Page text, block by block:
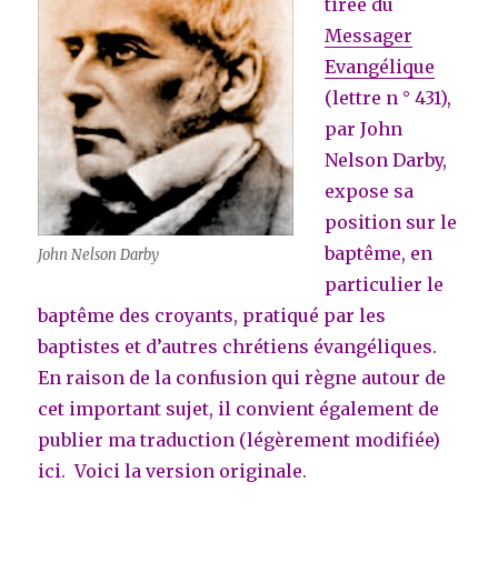
John Nelson Darby
Messager
Evangélique
(lettre n ° 431),
par John
Nelson Darby,
expose sa
position sur le
baptême, en
particulier le
baptême des croyants, pratiqué par les
baptistes et d’autres chrétiens évangéliques.
En raison de la confusion qui règne autour de
cet important sujet, il convient également de
publier ma traduction (légèrement modifiée)
ici. Voici la version originale.